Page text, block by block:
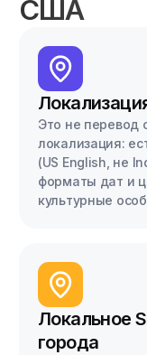
США
Это не перевод
локализация:
(US English, не
форматы дат и
культурные
Локальное
города